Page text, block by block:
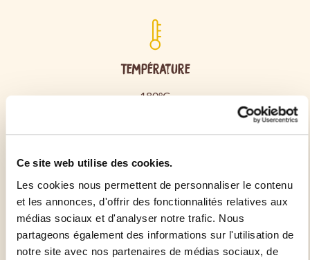
Ce site web utilise des cookies.
Les cookies nous permettent de personnaliser le contenu
et les annonces, d'offrir des fonctionnalités relatives aux
médias sociaux et d'analyser notre trafic. Nous
partageons également des informations sur l'utilisation de
notre site avec nos partenaires de médias sociaux, de
Température
180°C
30 minutes
Durée de préparation